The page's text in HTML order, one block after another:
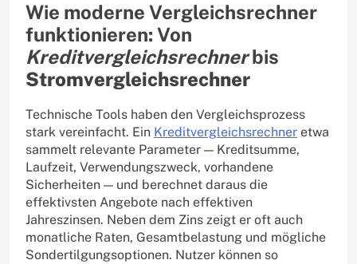
Wie moderne Vergleichsrechner
funktionieren: Von
Kreditvergleichsrechnerbis
Stromvergleichsrechner
Technische Tools haben den Vergleichsprozess
stark vereinfacht. Ein Kreditvergleichsrechner etwa
sammelt relevante Parameter — Kreditsumme,
Laufzeit, Verwendungszweck, vorhandene
Sicherheiten — und berechnet daraus die
effektivsten Angebote nach effektiven
Jahreszinsen. Neben dem Zins zeigt er oft auch
monatliche Raten, Gesamtbelastung und mögliche
Sondertilgungsoptionen. Nutzer können so